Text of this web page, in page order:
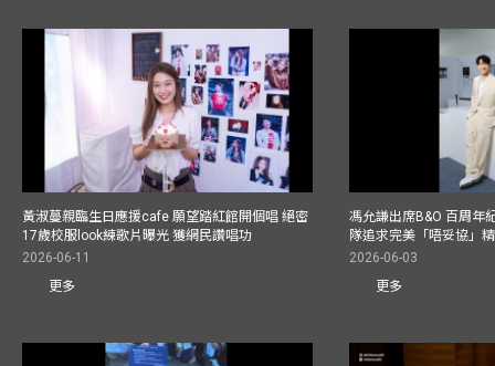
黃淑蔓親臨生日應援cafe 願望踏紅館開個唱 絕密
17歲校服look練歌片曝光 獲網民讚唱功
2026-06-11
更多
馮允謙出席B&O 百周年
隊追求完美「唔妥協」
2026-06-03
更多